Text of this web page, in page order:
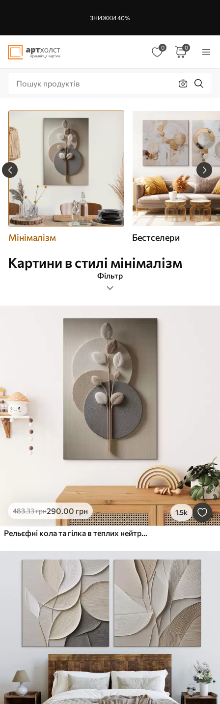
ЗНИЖКИ 40%
0 0
Мінімалізм Бестселери
Картини в стилі мінімалізм
Фільтр
Формат зображення
Картини Мінімалізм
Найпопулярніші
Очистити фільтр
483.33грн290.00 грн 1.5k
Рельєфні кола та гілка в теплих нейтральних тонах